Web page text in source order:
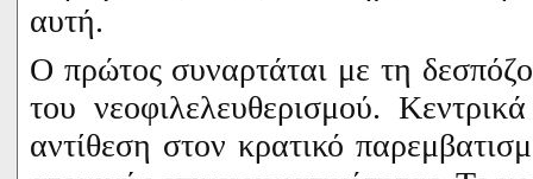
αυτή.
Ο πρώτος συναρτάται με τη
του νεοφιλελευθερισμού.
αντίθεση στον κρατικό